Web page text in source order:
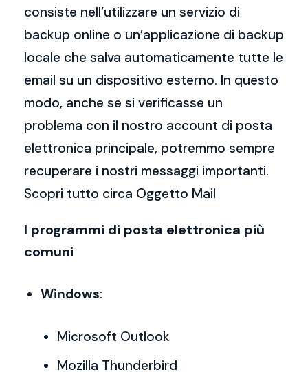
consiste nell’utilizzare un servizio di
backup online o un’applicazione di backup
locale che salva automaticamente tutte le
email su un dispositivo esterno. In questo
modo, anche se si verificasse un
problema con il nostro account di posta
elettronica principale, potremmo sempre
recuperare i nostri messaggi importanti.
Scopri tutto circa Oggetto Mail
I programmi di posta elettronica più
comuni
Windows:
Microsoft Outlook
Mozilla Thunderbird